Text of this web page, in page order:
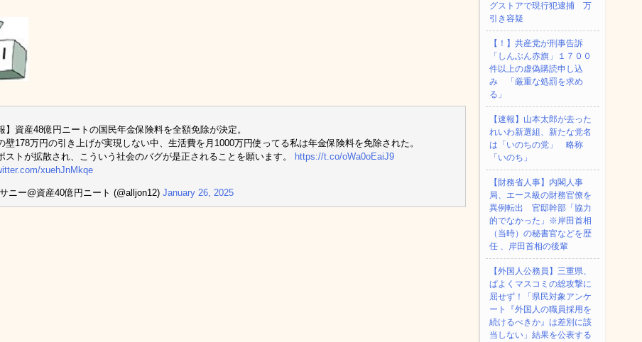
】資産48億円ニートの国民年金保険料を全額免除が決定。
壁178万円の引き上げが実現しない中、生活費を月1000万円使ってる私は年金保険料を免除された。
ストが拡散され、こういう社会のバグが是正されることを願います。 https://t.co/oWa0oEaiJ9
xuehJnMkqe
ニー@資産40億円ニート (@alljon12) January 26, 2025
グストアで現行犯逮捕 万
引き容疑
【！】共産党が刑事告訴
「しんぶん赤旗」１７００
件以上の虚偽購読申し込
み 「厳重な処罰を求め
る」
【速報】山本太郎が去った
れいわ新選組、新たな党名
は「いのちの党」 略称
「いのち」
【財務省人事】内閣人事
局、エース級の財務官僚を
異例転出 官邸幹部「協力
的でなかった」※岸田首相
（当時）の秘書官などを歴
任 、岸田首相の後輩
【外国人公務員】三重県、
ぱよくマスコミの総攻撃に
屈せず！「県民対象アンケ
ート『外国人の職員採用を
続けるべきか』は差別に該
当しない」結果を公表する